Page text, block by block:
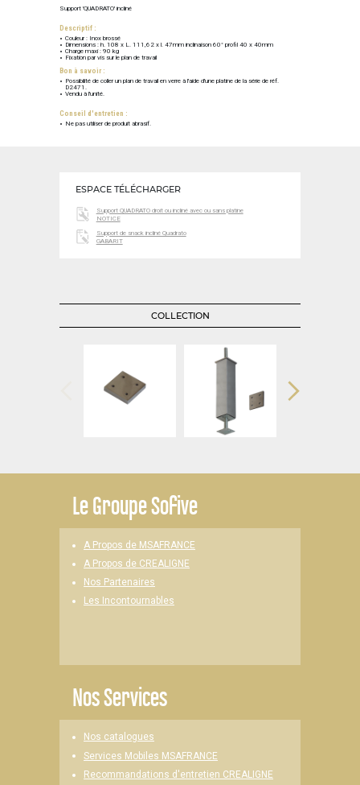
Support 'QUADRATO' incliné
Descriptif :
Couleur : Inox brossé
Dimensions : h. 108 x L. 111,62 x l. 47mm inclinaison 60° profil 40 x 40mm
Charge maxi : 90 kg
Fixation par vis sur le plan de travail
Bon à savoir :
Possibilité de coller un plan de travail en verre à l'aide d'une platine de la série de réf.
D2471.
Vendu à l'unité.
Conseil d'entretien :
Ne pas utiliser de produit abrasif.
ESPACE TÉLÉCHARGER
Support QUADRATO droit ou incliné avec ou sans platine
NOTICE
Support de snack incliné Quadrato
GABARIT
COLLECTION
LeGroupe Sofive
A Propos de MSAFRANCE
A Propos de CREALIGNE
Nos Partenaires
Les Incontournables
Nos Services
Nos catalogues
Services Mobiles MSAFRANCE
Recommandations d'entretien CREALIGNE